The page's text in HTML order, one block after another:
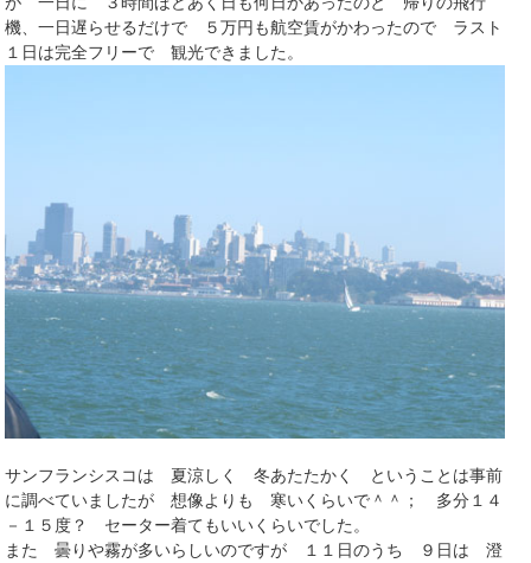
機、一日遅らせるだけで ５万円も航空賃がかわったので ラスト
１日は完全フリーで 観光できました。
サンフランシスコは 夏涼しく 冬あたたかく ということは事前
に調べていましたが 想像よりも 寒いくらいで＾＾； 多分１４
－１５度？ セーター着てもいいくらいでした。
また 曇りや霧が多いらしいのですが １１日のうち ９日は 澄